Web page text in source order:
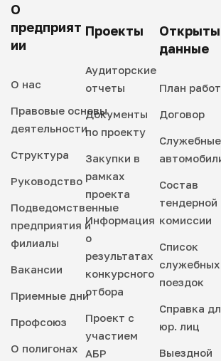
О
предприят
ии
О нас
Правовые основы
деятельности
Структура
Руководство
Подведомственные
предприятия и
филиалы
Вакансии
Приемные дни
Профсоюз
О полигонах
Проекты
Аудиторские
отчеты
Документы
по проекту
Закупки в
рамках
проекта
Информация
о
результатах
конкурсного
отбора
Проект с
участием
АБР
данные
План
Договор
Служебные
Состав
тендерной
комиссии
Список
служебных
поездок
Справка
юр. лиц
Выездной